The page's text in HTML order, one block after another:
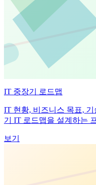
IT 중장기 로드맵
IT 현황, 비즈니스 목표,
기 IT 로드맵을 설계하는
보기